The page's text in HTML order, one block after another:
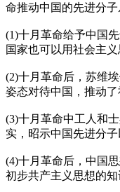
命推动中国的先进分
(1)十月革命给予中国
国家也可以用社会主
(2)十月革命后，苏维
姿态对待中国，推动了
(3)十月革命中工人和
实，昭示中国先进分子
(4)十月革命后，中国
初步共产主义思想的知